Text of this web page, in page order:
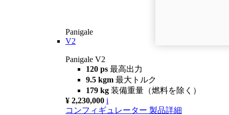
Panigale
V2
Panigale V2
120 ps 最高出力
9.5 kgm 最大トルク
179 kg 装備重量（燃料を除く）
¥ 2,230,000 i
コンフィギュレーター 製品詳細